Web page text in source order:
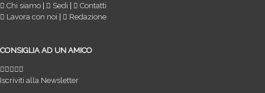
Chi siamo | Sedi |
Contatti
Lavora con noi | Redazione
CONSIGLIA AD UN AMICO
Iscriviti alla Newsletter